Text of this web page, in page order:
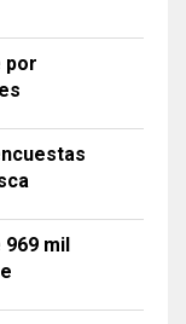
por
969 mil